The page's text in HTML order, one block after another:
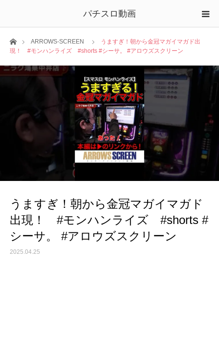
パチスロ動画
ホームARROWS-SCREEN
うますぎ！朝から金冠マガイマガド出
現！ #モンハンライズ #shorts #シーサ。 #アロウズスクリーン
うますぎ！朝から金冠マガイマガド
出現！ #モンハンライズ #shorts #
シーサ。 #アロウズスクリーン
2025.04.25